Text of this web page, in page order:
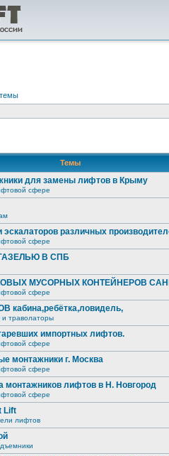
Темы
для замены лифтов в Крыму
сфере
различных
сфере
В СПБ
МУСОРНЫХ КОНТЕЙНЕРОВ
сфере
кабина,ребётка,ловидель,
и траволаторы
импортных лифтов.
сфере
монтажники г. Москва
сфере
монтажников лифтов в Н. Новгород
сфере
Lift
лифтов